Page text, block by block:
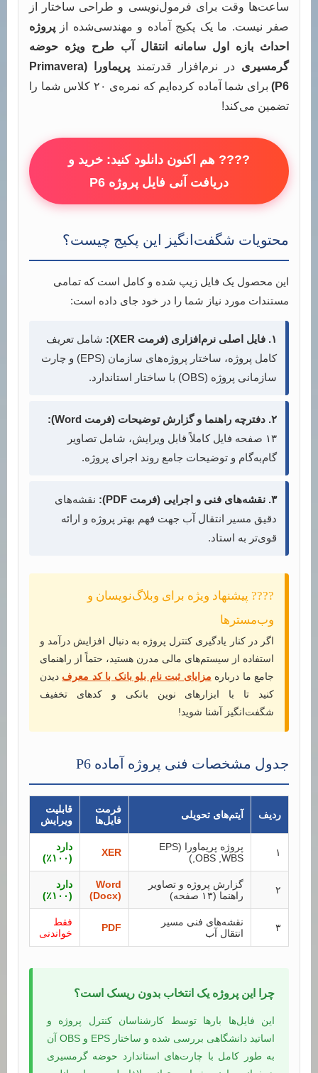
ساعت‌ها وقت برای فرمول‌نویسی و طراحی ساختار از
صفر نیست. ما یک پکیج آماده و مهندسی‌شده از پروژه
احداث بازه اول سامانه انتقال آب طرح ویژه حوضه
گرمسیری در نرم‌افزار قدرتمند
پریماورا (Primavera
P6)
برای شما آماده کرده‌ایم که نمره‌ی ۲۰ کلاس شما را
تضمین می‌کند!
???? هم اکنون دانلود کنید: خرید و
دریافت آنی فایل پروژه P6
محتویات شگفت‌انگیز این پکیج چیست؟
این محصول یک فایل زیپ شده و کامل است که تمامی
مستندات مورد نیاز شما را در خود جای داده است:
۱. فایل اصلی نرم‌افزاری (فرمت XER):
شامل تعریف
کامل پروژه، ساختار پروژه‌های سازمان (EPS) و چارت
سازمانی پروژه (OBS) با ساختار استاندارد.
۲. دفترچه راهنما و گزارش توضیحات (فرمت Word):
۱۳ صفحه فایل کاملاً قابل ویرایش، شامل تصاویر
گام‌به‌گام و توضیحات جامع روند اجرای پروژه.
۳. نقشه‌های فنی و اجرایی (فرمت PDF):
نقشه‌های
دقیق مسیر انتقال آب جهت فهم بهتر پروژه و ارائه
قوی‌تر به استاد.
???? پیشنهاد ویژه برای وبلاگ‌نویسان و
وب‌مسترها
اگر در کنار یادگیری کنترل پروژه به دنبال افزایش درآمد و
استفاده از سیستم‌های مالی مدرن هستید، حتماً از راهنمای
جامع ما درباره مزایای ثبت نام بلو بانک با کد معرف دیدن
کنید تا با ابزارهای نوین بانکی و کدهای تخفیف
شگفت‌انگیز آشنا شوید!
جدول مشخصات فنی پروژه آماده P6
ردیف آیتم‌های تحویلی
فرمت
فایل‌ها
قابلیت
ویرایش
۱
پروژه پریماورا (EPS
,OBS ,WBS)
XER
دارد
(۱۰۰٪)
۲
گزارش پروژه و تصاویر
راهنما (۱۳ صفحه)
Word
(Docx)
دارد
(۱۰۰٪)
۳
نقشه‌های فنی مسیر
انتقال آب
PDF
فقط
خواندنی
چرا این پروژه یک انتخاب بدون ریسک است؟
این فایل‌ها بارها توسط کارشناسان کنترل پروژه و
اساتید دانشگاهی بررسی شده و ساختار EPS و OBS آن
به طور کامل با چارت‌های استاندارد حوضه گرمسیری